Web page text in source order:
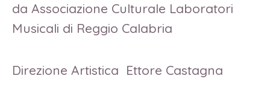
da Associazione Culturale Laboratori
Musicali di Reggio Calabria
Direzione Artistica Ettore Castagna